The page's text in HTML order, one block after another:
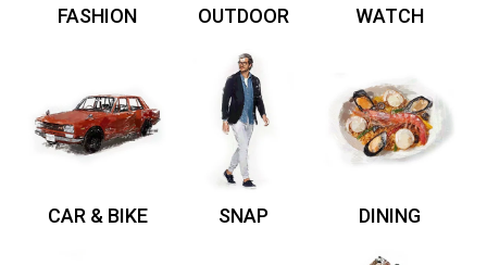
FASHION OUTDOOR WATCH
CAR & BIKE SNAP DINING